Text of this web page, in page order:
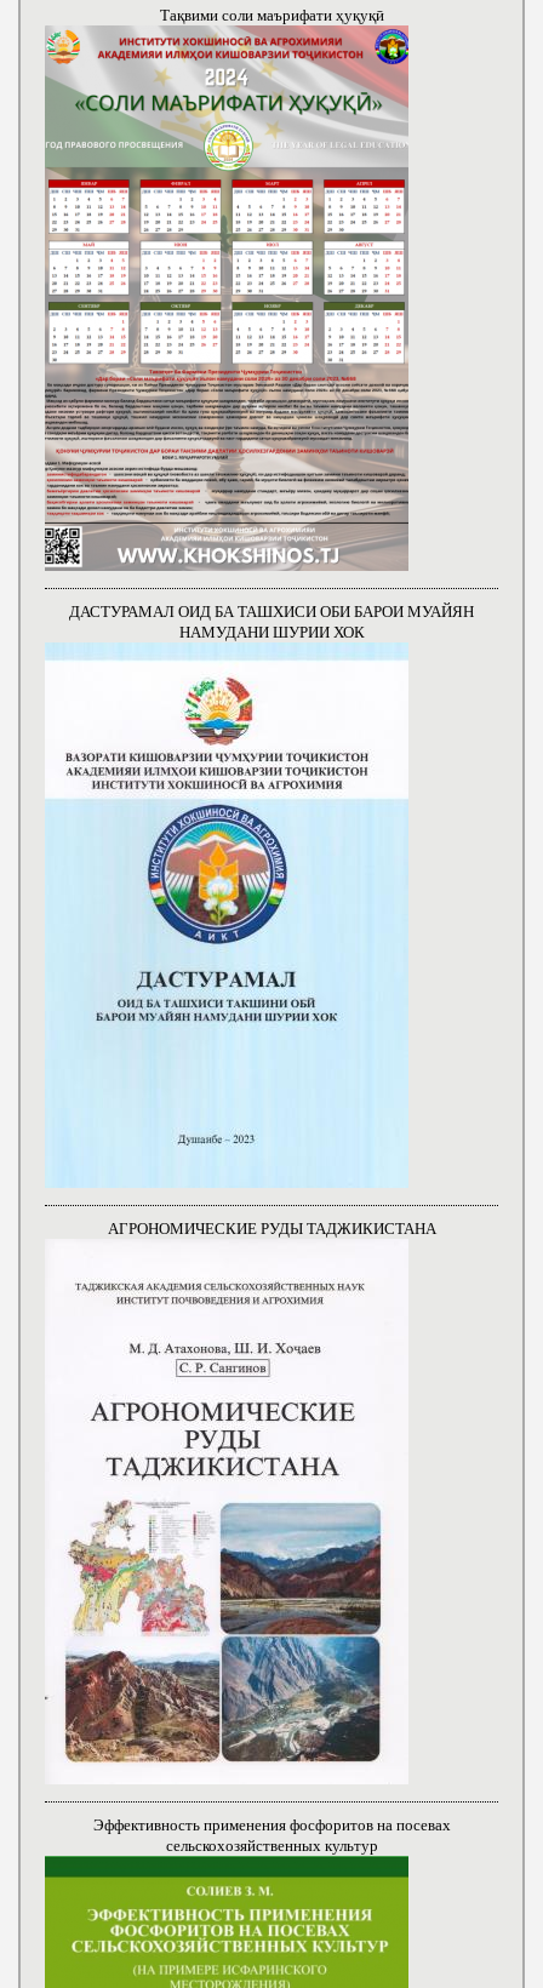
Тақвими соли маърифати ҳуқуқӣ
ДАСТУРАМАЛ ОИД БА ТАШХИСИ ОБИ БАРОИ МУАЙЯН
НАМУДАНИ ШУРИИ ХОК
АГРОНОМИЧЕСКИЕ РУДЫ ТАДЖИКИСТАНА
Эффективность применения фосфоритов на посевах
сельскохозяйственных культур